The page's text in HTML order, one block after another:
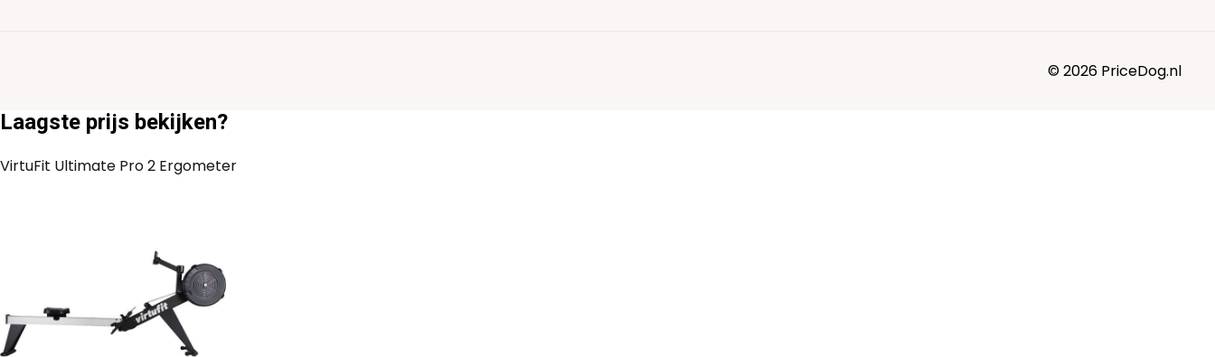
© 2026 PriceDog.nl
Laagste prijs bekijken?
VirtuFit Ultimate Pro 2 Ergometer